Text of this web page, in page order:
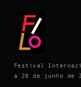
Festival
a 28 de junho de